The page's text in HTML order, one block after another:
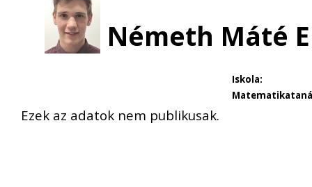
Németh Máté
Iskola:
Ezek az adatok nem publikusak.